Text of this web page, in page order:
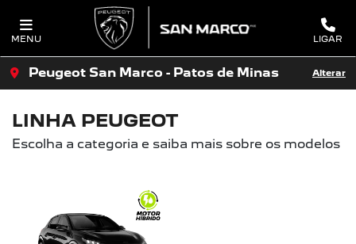
MENU LIGAR
Peugeot San Marco - Patos de Minas Alterar
LINHA PEUGEOT
Escolha a categoria e saiba mais sobre os modelos